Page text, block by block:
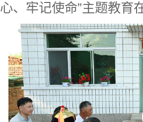
心、牢记使命”主题教育